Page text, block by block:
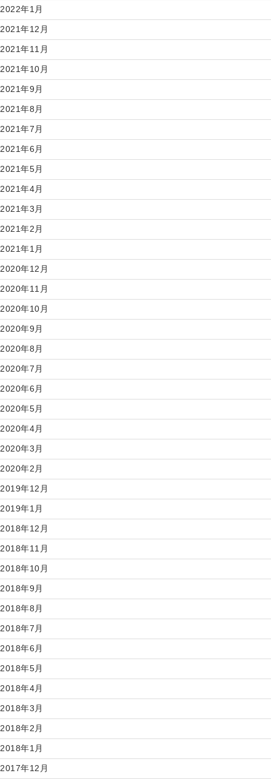
2022年1月
2021年12月
2021年11月
2021年10月
2021年9月
2021年8月
2021年7月
2021年6月
2021年5月
2021年4月
2021年3月
2021年2月
2021年1月
2020年12月
2020年11月
2020年10月
2020年9月
2020年8月
2020年7月
2020年6月
2020年5月
2020年4月
2020年3月
2020年2月
2019年12月
2019年1月
2018年12月
2018年11月
2018年10月
2018年9月
2018年8月
2018年7月
2018年6月
2018年5月
2018年4月
2018年3月
2018年2月
2018年1月
2017年12月